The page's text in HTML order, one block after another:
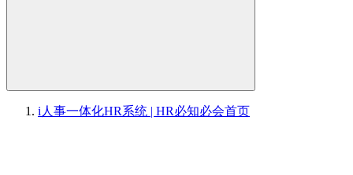
i人事一体化HR系统 | HR必知必会首页